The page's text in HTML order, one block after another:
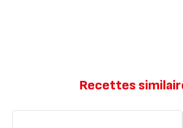
Recettes